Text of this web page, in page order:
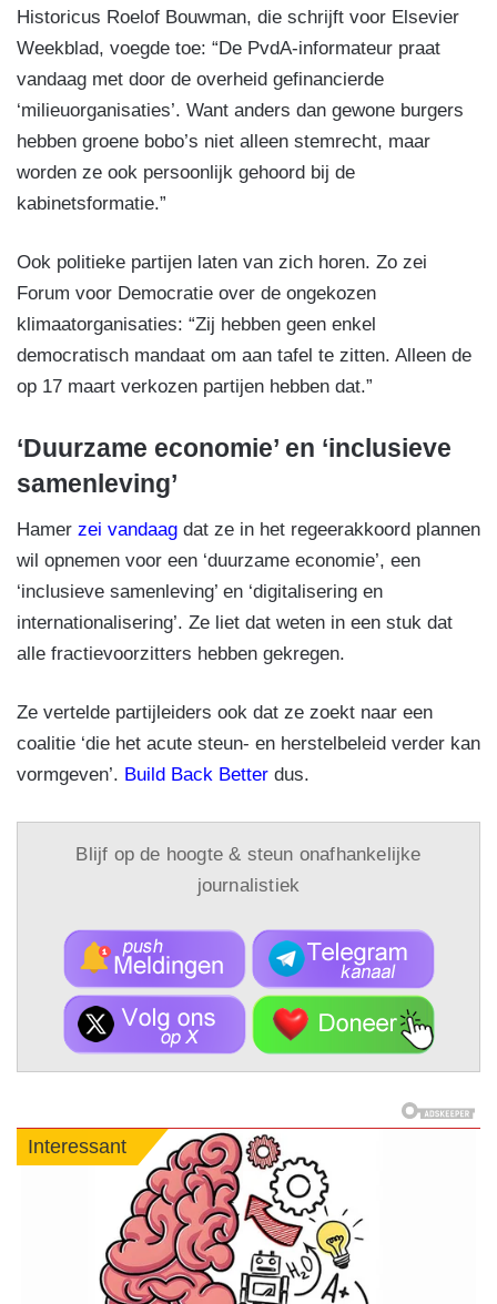
Historicus Roelof Bouwman, die schrijft voor Elsevier
Weekblad, voegde toe: “De PvdA-informateur praat
vandaag met door de overheid gefinancierde
‘milieuorganisaties’. Want anders dan gewone burgers
hebben groene bobo’s niet alleen stemrecht, maar
worden ze ook persoonlijk gehoord bij de
kabinetsformatie.”
Ook politieke partijen laten van zich horen. Zo zei
Forum voor Democratie over de ongekozen
klimaatorganisaties: “Zij hebben geen enkel
democratisch mandaat om aan tafel te zitten. Alleen de
op 17 maart verkozen partijen hebben dat.”
‘Duurzame economie’ en ‘inclusieve
samenleving’
Hamer zei vandaag dat ze in het regeerakkoord plannen
wil opnemen voor een ‘duurzame economie’, een
‘inclusieve samenleving’ en ‘digitalisering en
internationalisering’. Ze liet dat weten in een stuk dat
alle fractievoorzitters hebben gekregen.
Ze vertelde partijleiders ook dat ze zoekt naar een
coalitie ‘die het acute steun- en herstelbeleid verder kan
vormgeven’. Build Back Better dus.
Blijf op de hoogte & steun onafhankelijke
journalistiek
Interessant